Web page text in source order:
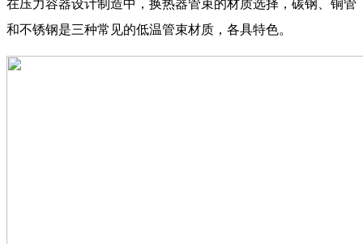
在压力容器设计制造中，换热器管束的材质选择，碳钢、铜管
和不锈钢是三种常见的低温管束材质，各具特色。